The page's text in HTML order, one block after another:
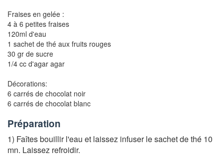
Fraises en gelée :
4 à 6 petites fraises
120ml d'eau
1 sachet de thé aux fruits rouges
30 gr de sucre
1/4 cc d'agar agar
Décorations:
6 carrés de chocolat noir
6 carrés de chocolat blanc
Préparation
1) Faîtes bouillir l'eau et laissez infuser le sachet de thé 10
mn. Laissez refroidir.